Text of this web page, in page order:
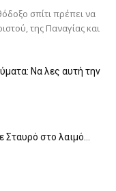
σπίτι πρέπει να
της Παν­αγίας και
Να λες αυτή την
Σταυρό στο λαιμό…